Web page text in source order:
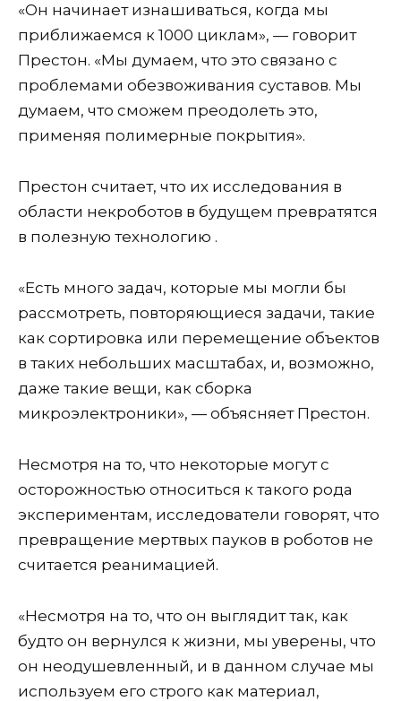
«Он начинает изнашиваться, когда мы
приближаемся к 1000 циклам», — говорит
Престон. «Мы думаем, что это связано с
проблемами обезвоживания суставов. Мы
думаем, что сможем преодолеть это,
применяя полимерные покрытия».
Престон считает, что их исследования в
области некроботов в будущем превратятся
в полезную технологию .
«Есть много задач, которые мы могли бы
рассмотреть, повторяющиеся задачи, такие
как сортировка или перемещение объектов
в таких небольших масштабах, и, возможно,
даже такие вещи, как сборка
микроэлектроники», — объясняет Престон.
Несмотря на то, что некоторые могут с
осторожностью относиться к такого рода
экспериментам, исследователи говорят, что
превращение мертвых пауков в роботов не
считается реанимацией.
«Несмотря на то, что он выглядит так, как
будто он вернулся к жизни, мы уверены, что
он неодушевленный, и в данном случае мы
используем его строго как материал,